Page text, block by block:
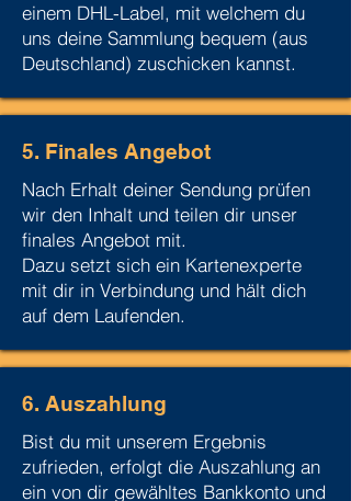
einem DHL-Label, mit welchem du
uns deine Sammlung bequem (aus
Deutschland) zuschicken kannst.
5. Finales Angebot
Nach Erhalt deiner Sendung prüfen
wir den Inhalt und teilen dir unser
finales Angebot mit.
Dazu setzt sich ein Kartenexperte
mit dir in Verbindung und hält dich
auf dem Laufenden.
6. Auszahlung
Bist du mit unserem Ergebnis
zufrieden, erfolgt die Auszahlung an
ein von dir gewähltes Bankkonto und